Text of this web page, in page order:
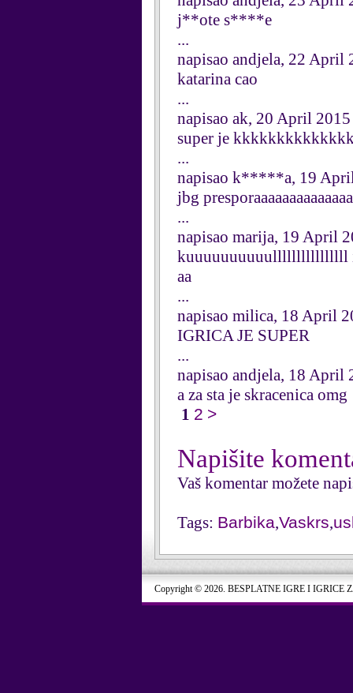
j**ote s****e
...
napisao andjela, 22 April
katarina cao
...
napisao ak, 20 April 2015
super je
...
napisao k*****a, 19
jbg
...
napisao marija, 19 April
kuuuuuuuuuullllllllllllllll
aa
...
napisao milica, 18 April
IGRICA JE SUPER
...
napisao andjela, 18 April
a za sta je skracenica omg
1 2 >
Napišite
Vaš komentar možete
Tags: Barbika,Vaskrs,
Copyright © 2026. BESPLATNE IGRE I IGRICE